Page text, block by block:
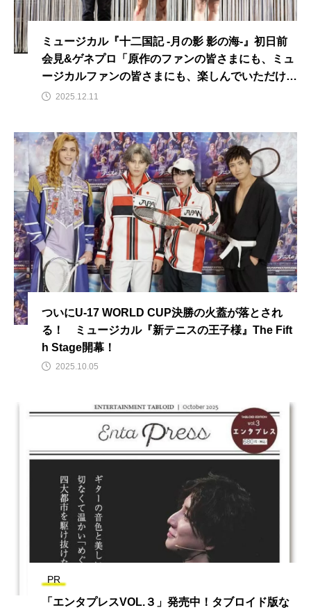
ミュージカル『十二国記 -月の影 影の海-』初日前
会見&ゲネプロ「原作のファンの皆さまにも、ミュ
ージカルファンの皆さまにも、楽しんでいただける
ように」
2025.12.11
ついにU-17 WORLD CUP決勝の火蓋が落とされ
る！ ミュージカル『新テニスの王子様』The Fift
h Stage開幕！
2025.10.05
PR
「エンタプレスVOL.３」発売中！タブロイド版な